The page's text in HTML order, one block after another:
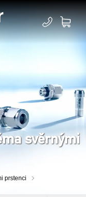
svěrnými
prstenci